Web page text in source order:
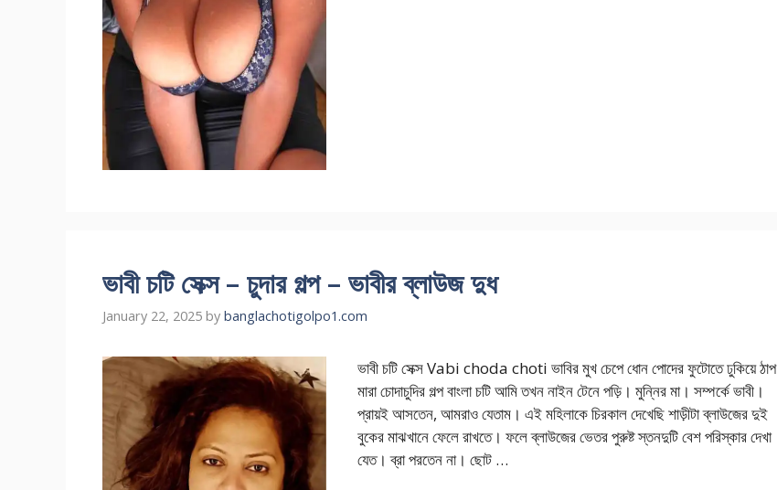
ভাবী চটি সেক্স – চুদার গল্প – ভাবীর ব্লাউজ দুধ
January 22, 2025 by banglachotigolpo1.com
ভাবী চটি সেক্স Vabi choda choti ভাবির মুখ চেপে ধোন পোদের ফুটোতে ঢুকিয়ে ঠাপ
মারা চোদাচুদির গল্প বাংলা চটি আমি তখন নাইন টেনে পড়ি। মুন্নির মা। সম্পর্কে ভাবী।
প্রায়ই আসতেন, আমরাও যেতাম। এই মহিলাকে চিরকাল দেখেছি শাড়ীটা ব্লাউজের দুই
বুকের মাঝখানে ফেলে রাখতে। ফলে ব্লাউজের ভেতর পুরুষ্ট স্তনদুটি বেশ পরিস্কার দেখা
যেত। ব্রা পরতেন না। ছোট …